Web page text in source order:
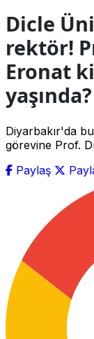
Dicle
rektör!
Eronat
yaşında?
Diyarbakır'da
görevine Prof.
Paylaş